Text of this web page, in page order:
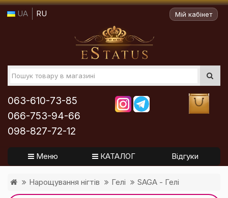
UA RU Мій кабінет
063-610-73-85
066-753-94-66
098-827-72-12
Меню КАТАЛОГ Відгуки
Нарощування нігтів Гелі SAGA - Гелі